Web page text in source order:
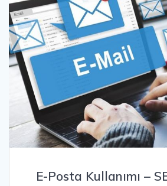
E-Posta Kullanımı –